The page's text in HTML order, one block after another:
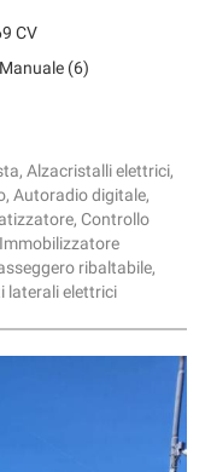
CV
(6)
Alzacristalli elettrici,
Autoradio digitale,
Controllo
ribaltabile,
laterali elettrici